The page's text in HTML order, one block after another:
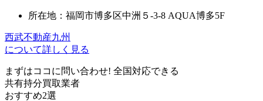
所在地：福岡市博多区中洲５-3-8 AQUA博多5F
西武不動産九州
について詳しく見る
まずはココに問い合わせ! 全国対応できる
共有持分買取業者
おすすめ2選